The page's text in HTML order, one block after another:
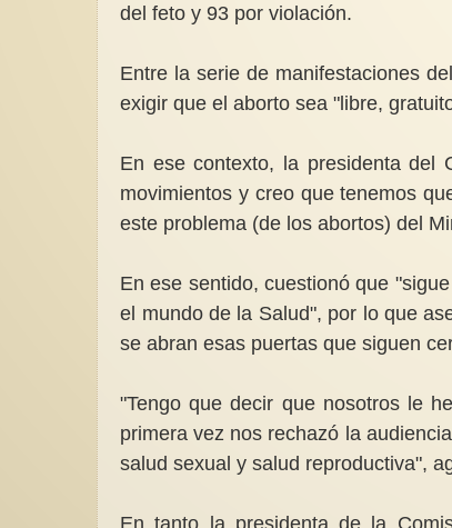
del feto y 93 por violación.
Entre la serie de manifestaciones
exigir que el aborto sea "libre,
En ese contexto, la presidenta del
movimientos y creo que tenemos
este problema (de los abortos) del
En ese sentido, cuestionó que
el mundo de la Salud", por lo que
se abran esas puertas que siguen
"Tengo que decir que nosotros le
primera vez nos rechazó la
salud sexual y salud reproductiva",
En tanto la presidenta de la